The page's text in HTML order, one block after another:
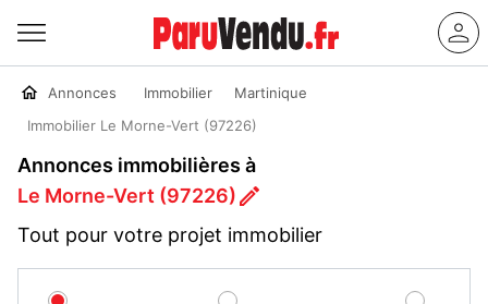
Annonces Immobilier
Martinique
Immobilier Le Morne-Vert (97226)
Annonces immobilières à
Le Morne-Vert (97226)
Tout pour votre projet immobilier